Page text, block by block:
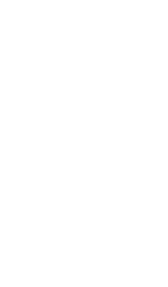
в школе.